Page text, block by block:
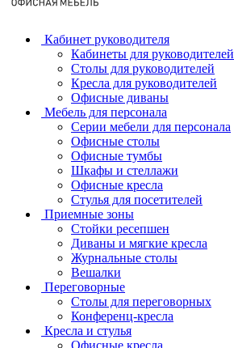
Кабинет руководителя
Кабинеты для руководителей
Столы для руководителей
Кресла для руководителей
Офисные диваны
Мебель для персонала
Серии мебели для персонала
Офисные столы
Офисные тумбы
Шкафы и стеллажи
Офисные кресла
Стулья для посетителей
Приемные зоны
Стойки ресепшен
Диваны и мягкие кресла
Журнальные столы
Вешалки
Переговорные
Столы для переговорных
Конференц-кресла
Кресла и стулья
Офисные кресла